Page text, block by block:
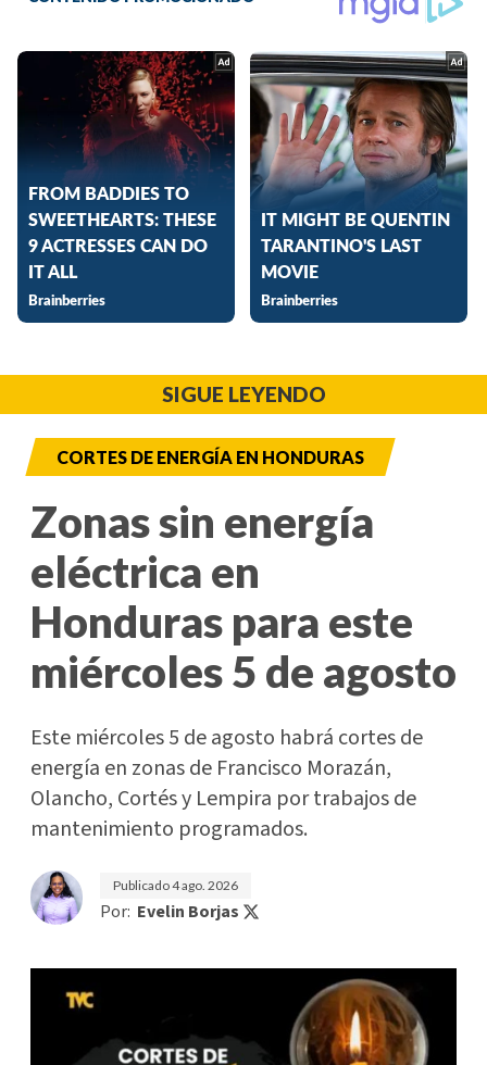
SIGUE LEYENDO
CORTES DE ENERGÍA EN HONDURAS
Zonas sin energía
eléctrica en
Honduras para este
miércoles 5 de agosto
Este miércoles 5 de agosto habrá cortes de
energía en zonas de Francisco Morazán,
Olancho, Cortés y Lempira por trabajos de
mantenimiento programados.
Publicado4 ago. 2026
Por: Evelin Borjas